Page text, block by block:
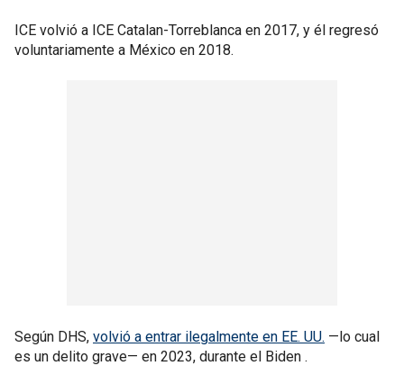
ICE volvió a ICE Catalan-Torreblanca en 2017, y él regresó
voluntariamente a México en 2018.
Según DHS, volvió a entrar ilegalmente en EE. UU. —lo cual
es un delito grave— en 2023, durante el Biden .